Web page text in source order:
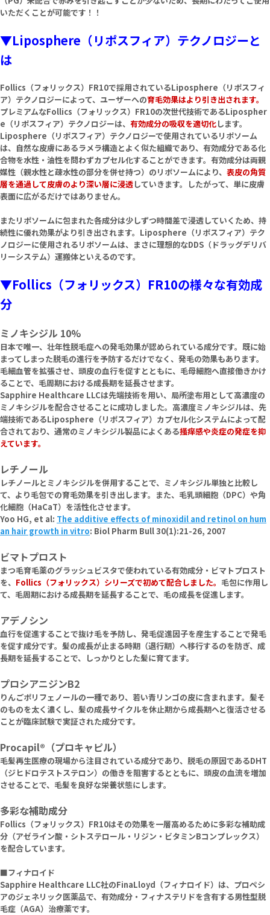
いただくことが可能です！！
▼Liposphere（リポスフィア）テクノロジーと
は
Follics（フォリックス）FR10で採用されているLiposphere（リポスフィ
ア）テクノロジーによって、ユーザーへの育毛効果はより引き出されます。
プレミアムなFollics（フォリックス）FR10の次世代技術であるLipospher
e（リポスフィア）テクノロジーは、 有効成分の吸収を適切化します。
Liposphere（リポスフィア）テクノロジーで使用されているリポソーム
は、自然な皮膚にあるラメラ構造とよく似た組織であり、有効成分である化
合物を水性・油性を問わずカプセル化することができます。有効成分は両親
媒性（親水性と疎水性の部分を併せ持つ）のリポソームにより、 表皮の角質
層を通過して皮膚のより深い層に浸透していきます。したがって、単に皮膚
表面に広がるだけではありません。
またリポソームに包まれた各成分は少しずつ時間差で浸透していくため、持
続性に優れ効果がより引き出されます。Liposphere（リポスフィア）テク
ノロジーに使用されるリポソームは、まさに理想的なDDS（ドラッグデリバ
リーシステム）運搬体といえるのです。
▼Follics（フォリックス）FR10の様々な有効成
分
ミノキシジル 10%
日本で唯一、壮年性脱毛症への発毛効果が認められている成分です。既に始
まってしまった脱毛の進行を予防するだけでなく、発毛の効果もあります。
毛細血管を拡張させ、頭皮の血行を促すとともに、毛母細胞へ直接働きかけ
ることで、毛周期における成長期を延長させます。
Sapphire Healthcare LLCは先端技術を用い、局所塗布用として高濃度の
ミノキシジルを配合させることに成功しました。高濃度ミノキシジルは、先
端技術であるLiposphere（リポスフィア）カプセル化システムによって配
合されており、通常のミノキシジル製品によくある掻痒感や炎症の発症を抑
えています。
レチノール
レチノールとミノキシジルを併用することで、ミノキシジル単独と比較し
て、より毛包での育毛効果を引き出します。また、毛乳頭細胞（DPC）や角
化細胞（HaCaT）を活性化させます。
Yoo HG, et al: The additive effects of minoxidil and retinol on hum
an hair growth in vitro: Biol Pharm Bull30(1):21-26, 2007
ビマトプロスト
まつ毛育毛薬のグラッシュビスタで使われている有効成分・ビマトプロスト
を、 Follics（フォリックス）シリーズで初めて配合しました。 毛包に作用し
て、毛周期における成長期を延長することで、毛の成長を促進します。
アデノシン
血行を促進することで抜け毛を予防し、発毛促進因子を産生することで発毛
を促す成分です。髪の成長が止まる時期（退行期）へ移行するのを防ぎ、成
長期を延長することで、しっかりとした髪に育てます。
プロシアニジンB2
りんごポリフェノールの一種であり、若い青リンゴの皮に含まれます。髪そ
のものを太く濃くし、髪の成長サイクルを休止期から成長期へと復活させる
ことが臨床試験で実証された成分です。
Procapil®（プロキャピル）
毛髪再生医療の現場から注目されている成分であり、脱毛の原因であるDHT
（ジヒドロテストステロン）の働きを阻害するとともに、頭皮の血流を増加
させることで、毛髪を良好な栄養状態にします。
多彩な補助成分
Follics（フォリックス）FR10はその効果を一層高めるために多彩な補助成
分（アゼライン酸・シトステロール・リジン・ビタミンBコンプレックス）
を配合しています。
■フィナロイド
Sapphire Healthcare LLC社のFinaLloyd（フィナロイド）は、プロペシ
アのジェネリック医薬品で、有効成分・フィナステリドを含有する男性型脱
毛症（AGA）治療薬です。